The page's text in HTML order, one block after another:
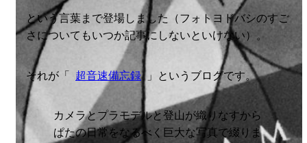
という言葉まで登場しました（フォトヨドバシのすご
さについてもいつか記事にしないといけない）。
それが「 超音速備忘録 」というブログです。
カメラとプラモデルと登山が織りなすから
ぱたの日常をなるべく巨大な写真で綴りま